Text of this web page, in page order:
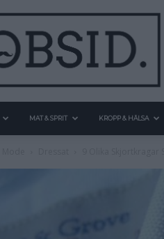
MAT & SPRIT KROPP & HÄLSA